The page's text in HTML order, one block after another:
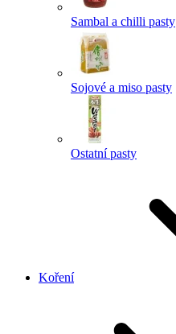
Sambal a chilli pasty
Sojové a miso pasty
Ostatní pasty
Koření